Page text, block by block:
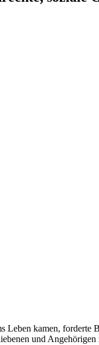
Leben kamen, forderte
und Angehörigen